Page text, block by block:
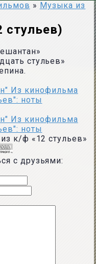
» Музыка из
стульев)
стульев»
к/ф «12 стульев»
с друзьями: